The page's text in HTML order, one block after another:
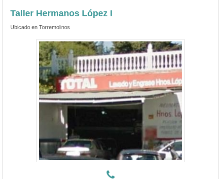
Taller Hermanos López I
Ubicado en Torremolinos